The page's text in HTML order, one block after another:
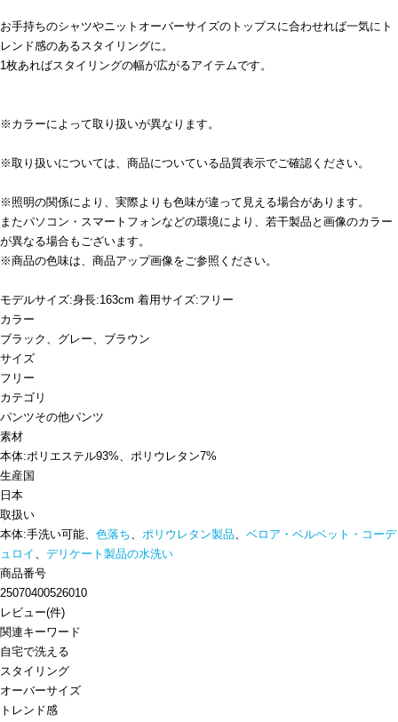
お手持ちのシャツやニットオーバーサイズのトップスに合わせれば一気にト
レンド感のあるスタイリングに。
1枚あればスタイリングの幅が広がるアイテムです。
※カラーによって取り扱いが異なります。
※取り扱いについては、商品についている品質表示でご確認ください。
※照明の関係により、実際よりも色味が違って見える場合があります。
またパソコン・スマートフォンなどの環境により、若干製品と画像のカラー
が異なる場合もございます。
※商品の色味は、商品アップ画像をご参照ください。
モデルサイズ:身長:163cm 着用サイズ:フリー
カラー
ブラック、グレー、ブラウン
サイズ
フリー
カテゴリ
パンツその他パンツ
素材
本体:ポリエステル93%、ポリウレタン7%
生産国
日本
取扱い
本体:手洗い可能、 色落ち、 ポリウレタン製品、 ベロア・ベルベット・コーデ
ュロイ 、 デリケート製品の水洗い
商品番号
25070400526010
レビュー(件)
関連キーワード
自宅で洗える
スタイリング
オーバーサイズ
トレンド感